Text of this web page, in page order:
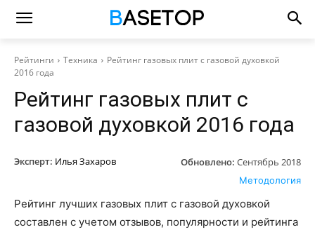
Рейтинги Техника
Рейтинг газовых плит с газовой духовкой
2016 года
Рейтинг газовых плит с
газовой духовкой 2016 года
Эксперт: Илья Захаров Обновлено: Сентябрь 2018
Методология
Рейтинг лучших газовых плит с газовой духовкой
составлен с учетом отзывов, популярности и рейтинга